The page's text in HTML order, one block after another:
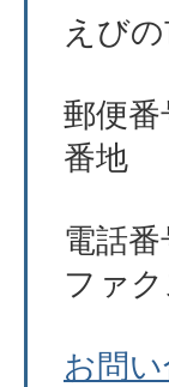
えび
郵便
番地
電話
ファ
お問